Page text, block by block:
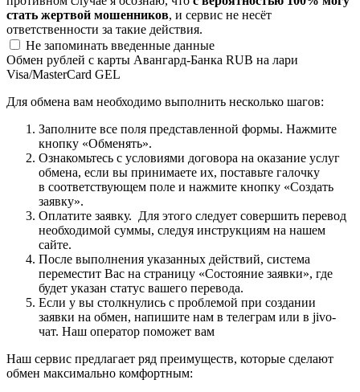
стать жертвой мошенников, и сервис не несёт
ответственности за такие действия.
Не запоминать введенные данные
Обмен рублей с карты Авангард-Банка RUB на лари
Visa/MasterCard GEL
Для обмена вам необходимо выполнить несколько шагов:
Заполните все поля представленной формы. Нажмите
кнопку «Обменять».
Ознакомьтесь с условиями договора на оказание услуг
обмена, если вы принимаете их, поставьте галочку
в соответствующем поле и нажмите кнопку «Создать
заявку».
Оплатите заявку. Для этого следует совершить перевод
необходимой суммы, следуя инструкциям на нашем
сайте.
После выполнения указанных действий, система
переместит Вас на страницу «Состояние заявки», где
будет указан статус вашего перевода.
Если у вы столкнулись с проблемой при создании
заявки на обмен, напишите нам в телеграм или в jivo-
чат. Наш оператор поможет вам
Наш сервис предлагает ряд преимуществ, которые сделают
обмен максимально комфортным: